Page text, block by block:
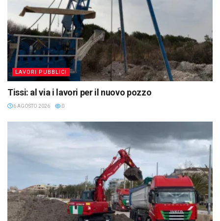
LAVORI PUBBLICI
Tissi: al via i lavori per il nuovo pozzo
6 AGOSTO 2026 0